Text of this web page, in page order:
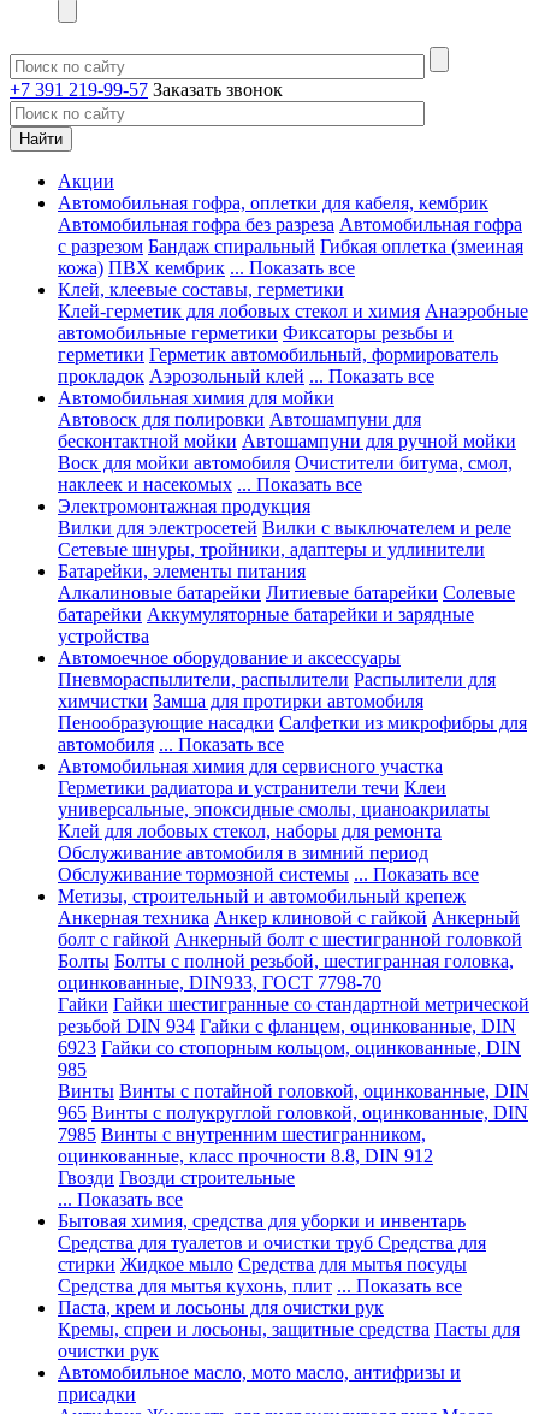
+7 391 219-99-57 Заказать звонок
Акции
Автомобильная гофра, оплетки для кабеля, кембрик
Автомобильная гофра без разреза Автомобильная гофра
с разрезом Бандаж спиральный Гибкая оплетка (змеиная
кожа) ПВХ кембрик ... Показать все
Клей, клеевые составы, герметики
Клей-герметик для лобовых стекол и химия Анаэробные
автомобильные герметики Фиксаторы резьбы и
герметики Герметик автомобильный, формирователь
прокладок Аэрозольный клей ... Показать все
Автомобильная химия для мойки
Автовоск для полировки Автошампуни для
бесконтактной мойки Автошампуни для ручной мойки
Воск для мойки автомобиля Очистители битума, смол,
наклеек и насекомых ... Показать все
Электромонтажная продукция
Вилки для электросетей Вилки с выключателем и реле
Сетевые шнуры, тройники, адаптеры и удлинители
Батарейки, элементы питания
Алкалиновые батарейки Литиевые батарейки Солевые
батарейки Аккумуляторные батарейки и зарядные
устройства
Автомоечное оборудование и аксессуары
Пневмораспылители, распылители Распылители для
химчистки Замша для протирки автомобиля
Пенообразующие насадки Салфетки из микрофибры для
автомобиля ... Показать все
Автомобильная химия для сервисного участка
Герметики радиатора и устранители течи Клеи
универсальные, эпоксидные смолы, цианоакрилаты
Клей для лобовых стекол, наборы для ремонта
Обслуживание автомобиля в зимний период
Обслуживание тормозной системы ... Показать все
Метизы, строительный и автомобильный крепеж
Анкерная техника Анкер клиновой с гайкой Анкерный
болт с гайкой Анкерный болт с шестигранной головкой
Болты Болты с полной резьбой, шестигранная головка,
оцинкованные, DIN933, ГОСТ 7798-70
Гайки Гайки шестигранные со стандартной метрической
резьбой DIN 934 Гайки с фланцем, оцинкованные, DIN
6923 Гайки со стопорным кольцом, оцинкованные, DIN
985
Винты Винты с потайной головкой, оцинкованные, DIN
965 Винты с полукруглой головкой, оцинкованные, DIN
7985 Винты с внутренним шестигранником,
оцинкованные, класс прочности 8.8, DIN 912
Гвозди Гвозди строительные
... Показать все
Бытовая химия, средства для уборки и инвентарь
Средства для туалетов и очистки труб Средства для
стирки Жидкое мыло Средства для мытья посуды
Средства для мытья кухонь, плит ... Показать все
Паста, крем и лосьоны для очистки рук
Кремы, спреи и лосьоны, защитные средства Пасты для
очистки рук
Автомобильное масло, мото масло, антифризы и
присадки